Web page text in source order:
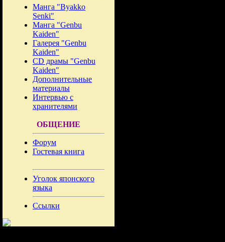
Манга "Byakko
Senki"
Манга "Genbu
Kaiden"
Галерея "Genbu
Kaiden"
CD драмы "Genbu
Kaiden"
Дополнительные
материалы
Интервью с
хранителями
ОБЩЕНИЕ
Форум
Гостевая книга
Уголок японского
языка
Ссылки